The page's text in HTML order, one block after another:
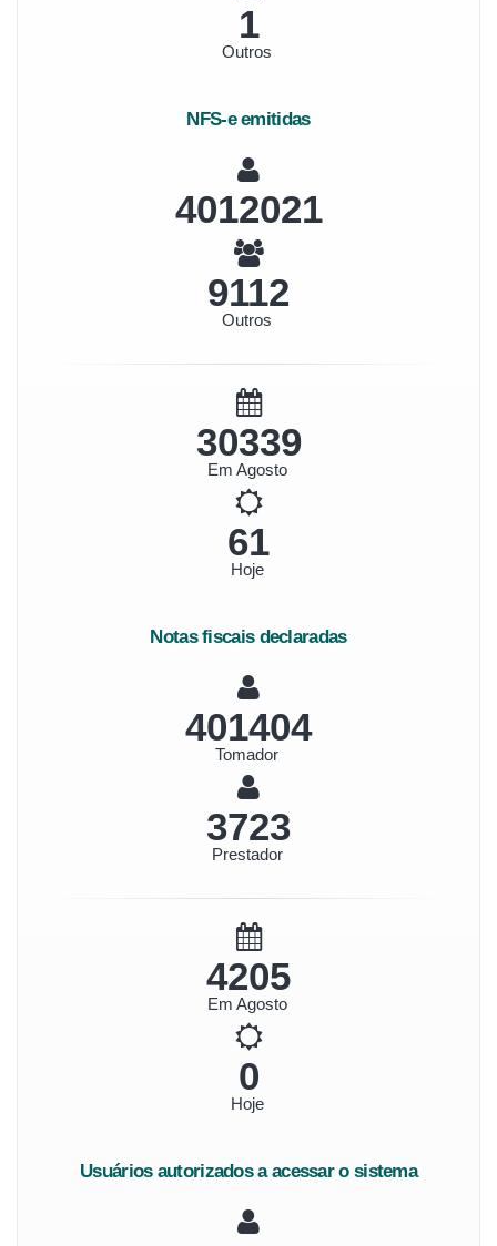
1
Outros
NFS-e emitidas
4629255
10514
Outros
35007
Em Agosto
70
Hoje
Notas fiscais declaradas
463159
Tomador
4319
Prestador
4878
Em Agosto
0
Hoje
Usuários autorizados a acessar o sistema